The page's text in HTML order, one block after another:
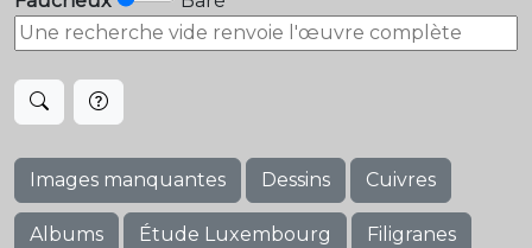
Images manquantes Dessins Cuivres
Albums Étude Luxembourg Filigranes